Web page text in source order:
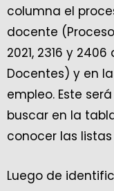
columna el
docente
2021, 2316 y
Docentes) y en
empleo. Este
buscar en la
conocer las
Luego de